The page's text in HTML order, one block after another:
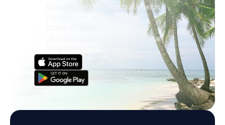
Nuevas ofertas cada día: vuelos,
vacaciones, escapadas
Cómoda gestión de reservas
¡Todo lo que importa, siempre al